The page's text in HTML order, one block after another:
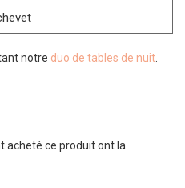
notre duo de tables de nuit
acheté ce produit ont la